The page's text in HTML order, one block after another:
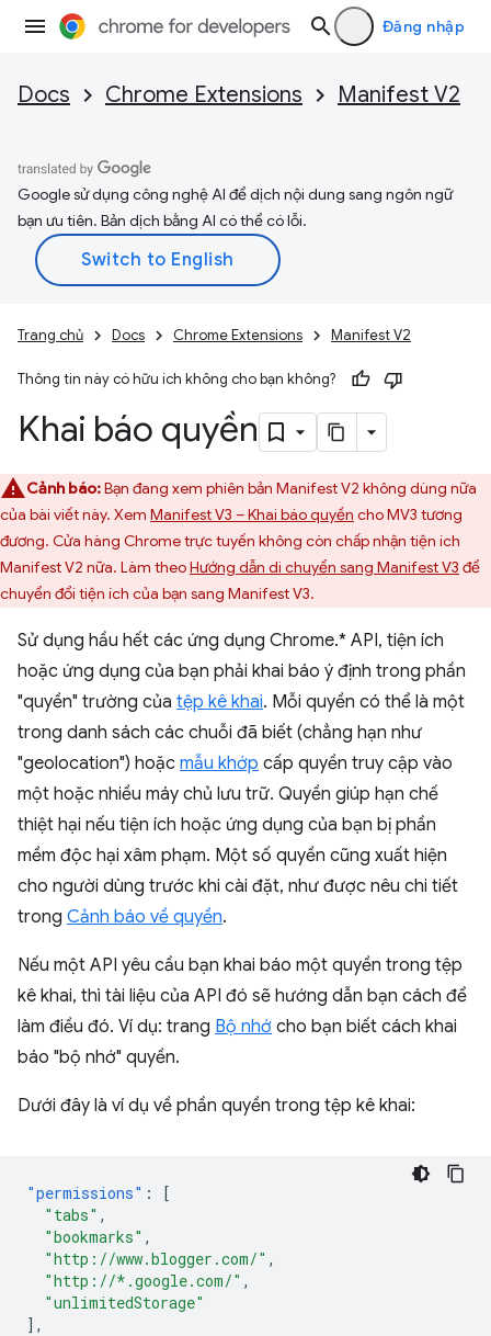
Đăng nhập
Docs Chrome Extensions Manifest V2
Google sử dụng công nghệ AI để dịch nội dung sang ngôn ngữ
bạn ưu tiên. Bản dịch bằng AI có thể có lỗi.
Trang chủ Docs Chrome Extensions Manifest V2
Thông tin này có hữu ích không cho bạn không?
Khai báo quyền
Cảnh báo:Bạn đang xem phiên bản Manifest V2 không dùng nữa
của bài viết này. Xem Manifest V3 – Khai báo quyền cho MV3 tương
đương. Cửa hàng Chrome trực tuyến không còn chấp nhận tiện ích
Manifest V2 nữa. Làm theoHướng dẫn di chuyển sang Manifest V3 để
chuyển đổi tiện ích của bạn sang Manifest V3.
Sử dụng hầu hết các ứng dụng Chrome.* API, tiện ích
hoặc ứng dụng của bạn phải khai báo ý định trong phần
"quyền" trường của tệp kê khai. Mỗi quyền có thể là một
trong danh sách các chuỗi đã biết (chẳng hạn như
"geolocation") hoặc mẫu khớp cấp quyền truy cập vào
một hoặc nhiều máy chủ lưu trữ. Quyền giúp hạn chế
thiệt hại nếu tiện ích hoặc ứng dụng của bạn bị phần
mềm độc hại xâm phạm. Một số quyền cũng xuất hiện
cho người dùng trước khi cài đặt, như được nêu chi tiết
trong Cảnh báo về quyền.
Nếu một API yêu cầu bạn khai báo một quyền trong tệp
kê khai, thì tài liệu của API đó sẽ hướng dẫn bạn cách để
làm điều đó. Ví dụ: trang Bộ nhớ cho bạn biết cách khai
báo "bộ nhớ" quyền.
Dưới đây là ví dụ về phần quyền trong tệp kê khai:
"permissions" :
[
"tabs" ,
"bookmarks" ,
"http://www.blogger.com/" ,
"http://*.google.com/" ,
"unlimitedStorage"
],